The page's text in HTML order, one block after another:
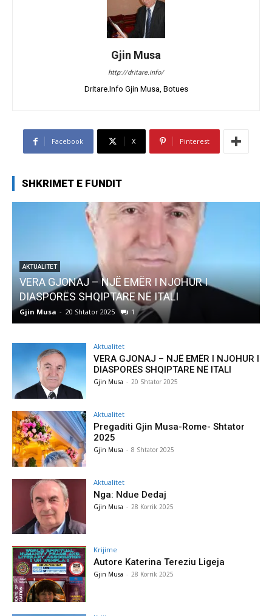
Gjin Musa
http://dritare.info/
Dritare.Info Gjin Musa, Botues
Facebook X Pinterest
SHKRIMET E FUNDIT
AKTUALITET
Pregaditi Gjin Musa-Rome- Shtator 2025
Gjin Musa - 8 Shtator 2025 0
Aktualitet
VERA GJONAJ – NJË EMËR I NJOHUR I
DIASPORËS SHQIPTARE NË ITALI
Gjin Musa - 20 Shtator 2025
Aktualitet
Pregaditi Gjin Musa-Rome- Shtator
2025
Gjin Musa - 8 Shtator 2025
Aktualitet
Nga: Ndue Dedaj
Gjin Musa - 28 Korrik 2025
Krijime
Autore Katerina Tereziu Ligeja
Gjin Musa - 28 Korrik 2025